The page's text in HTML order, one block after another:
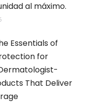
al máximo.
Essentials of
for
That Deliver